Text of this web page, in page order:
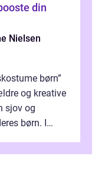
din
Nielsen
børn”
og kreative
sjov og
børn. I